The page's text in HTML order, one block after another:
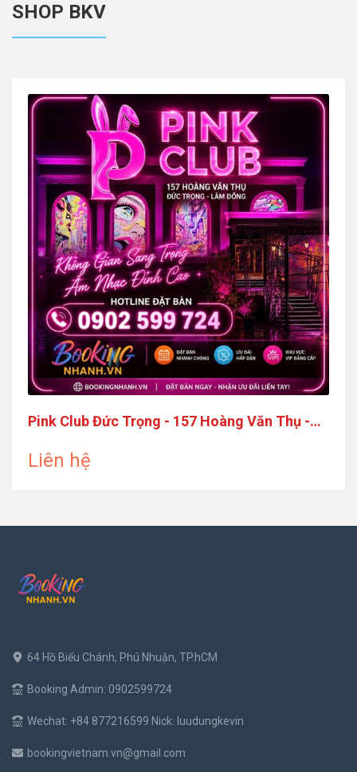
SHOP BKV
Pink Club Đức Trọng - 157 Hoàng Văn Thụ -
Liên hệ
64 Hồ Biểu Chánh, Phú Nhuận, TP.hCM
Booking Admin: 0902599724
Wechat: +84 877216599 Nick: luudungkevin
bookingvietnam.vn@gmail.com